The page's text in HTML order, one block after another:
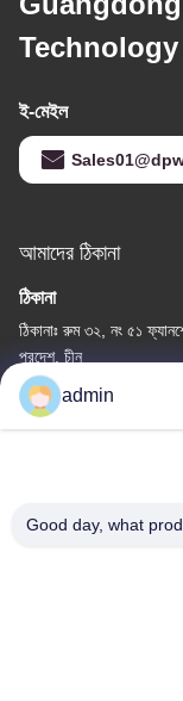
ই-মেইল
আমাদের ঠিকানা
ঠিকানা
ঠিকানাঃ রুম ৩২, নং ৫১
প্রদেশ, চীন
টেলিফোন
86-20-34989160
admin
Good day, what